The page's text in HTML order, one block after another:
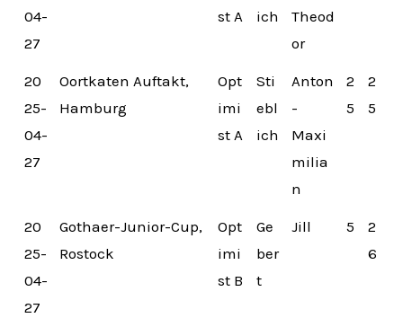
04-
27
st A
ich
Theod
or
20
25-
04-
27
Oortkaten Auftakt,
Hamburg
Opt
imi
st A
Sti
ebl
ich
Anton
-
Maxi
milia
n
2
5
2
5
20
25-
04-
27
Gothaer-Junior-Cup,
Rostock
Opt
imi
st B
Ge
ber
t
Jill 5
2
6